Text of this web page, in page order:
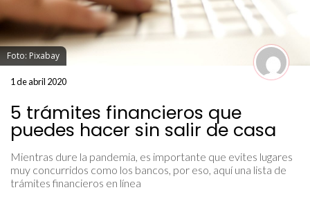
Foto: Pixabay
1 de abril 2020
5 trámites financieros que
puedes hacer sin salir de casa
Mientras dure la pandemia, es importante que evites lugares
muy concurridos como los bancos, por eso, aquí una lista de
trámites financieros en línea